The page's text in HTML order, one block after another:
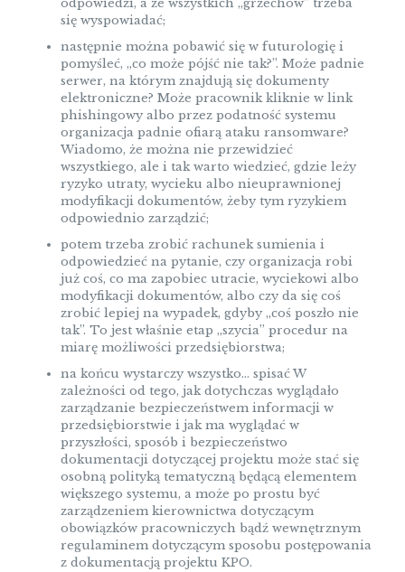
odpowiedzi, a ze wszystkich „grzechów” trzeba
się wyspowiadać;
następnie można pobawić się w futurologię i
pomyśleć, „co może pójść nie tak?”. Może padnie
serwer, na którym znajdują się dokumenty
elektroniczne? Może pracownik kliknie w link
phishingowy albo przez podatność systemu
organizacja padnie ofiarą ataku ransomware?
Wiadomo, że można nie przewidzieć
wszystkiego, ale i tak warto wiedzieć, gdzie leży
ryzyko utraty, wycieku albo nieuprawnionej
modyfikacji dokumentów, żeby tym ryzykiem
odpowiednio zarządzić;
potem trzeba zrobić rachunek sumienia i
odpowiedzieć na pytanie, czy organizacja robi
już coś, co ma zapobiec utracie, wyciekowi albo
modyfikacji dokumentów, albo czy da się coś
zrobić lepiej na wypadek, gdyby „coś poszło nie
tak”. To jest właśnie etap „szycia” procedur na
miarę możliwości przedsiębiorstwa;
na końcu wystarczy wszystko… spisać W
zależności od tego, jak dotychczas wyglądało
zarządzanie bezpieczeństwem informacji w
przedsiębiorstwie i jak ma wyglądać w
przyszłości, sposób i bezpieczeństwo
dokumentacji dotyczącej projektu może stać się
osobną polityką tematyczną będącą elementem
większego systemu, a może po prostu być
zarządzeniem kierownictwa dotyczącym
obowiązków pracowniczych bądź wewnętrznym
regulaminem dotyczącym sposobu postępowania
z dokumentacją projektu KPO.